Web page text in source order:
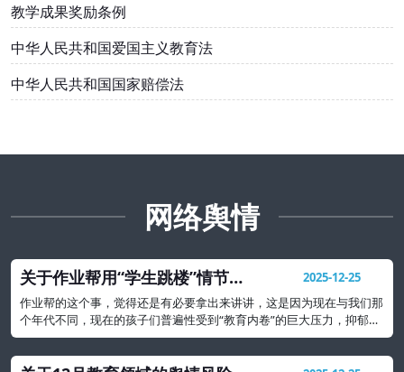
教学成果奖励条例
中华人民共和国爱国主义教育法
中华人民共和国国家赔偿法
网络舆情
关于作业帮用“学生跳楼”情节出
题事件的教育警示
2025-12-25
作业帮的这个事，觉得还是有必要拿出来讲讲，这是因为现在与我们那
个年代不同，现在的孩子们普遍性受到“教育内卷”的巨大压力，抑郁、
焦虑等心理问题可能要比我们想象的还要严重很多。